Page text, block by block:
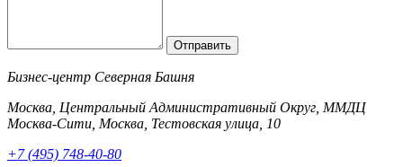
Отправить
Бизнес-центр Северная Башня
Москва, Центральный Административный Округ, ММДЦ
Москва-Сити, Москва, Тестовская улица, 10
+7 (495) 748-40-80